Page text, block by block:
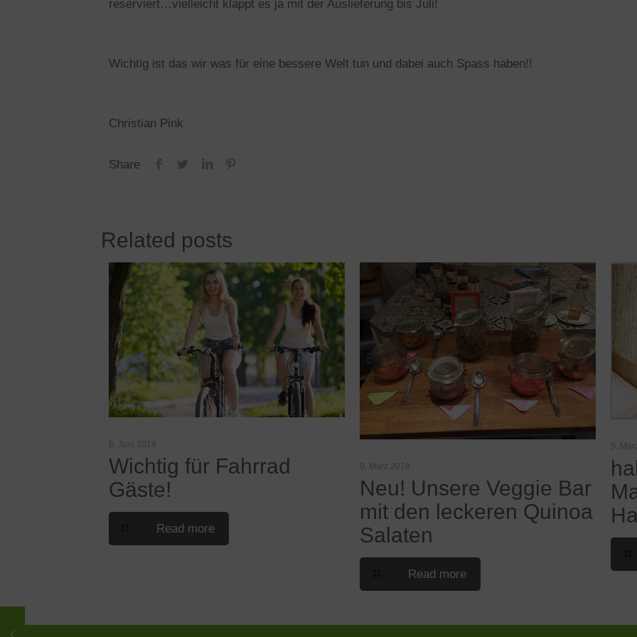
reserviert…vielleicht klappt es ja mit der Auslieferung bis Juli!
Wichtig ist das wir was für eine bessere Welt tun und dabei auch Spass haben!!
Christian Pink
Share
Related posts
6. Juni 2018
Wichtig für Fahrrad
Gäste!
Read more
9. März 2018
Neu! Unsere Veggie Bar
mit den leckeren Quinoa
Salaten
Read more
9.